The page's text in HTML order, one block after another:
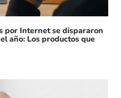
por Internet se dispararon
año: Los productos que